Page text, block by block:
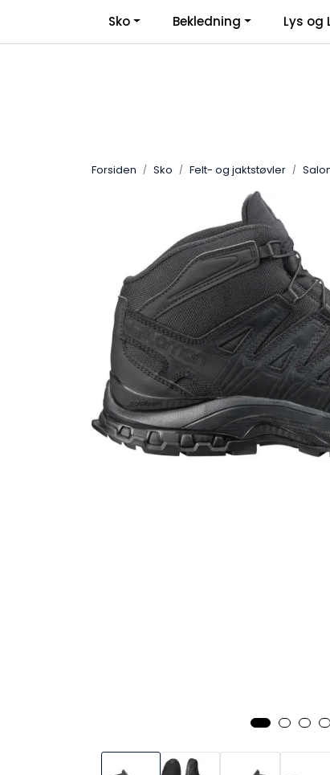
Sko Bekledning Lys og
Forsiden Sko Felt- og jaktstøvler